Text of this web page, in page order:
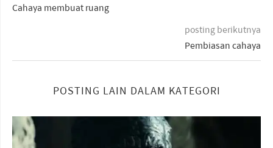
Cahaya membuat ruang
posting berikutnya
Pembiasan cahaya
POSTING LAIN DALAM KATEGORI